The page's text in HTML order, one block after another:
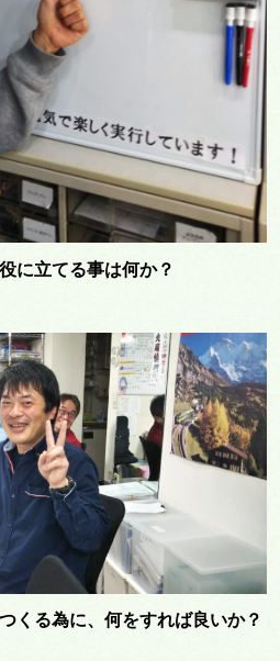
に立てる事は何か？
くる為に、何をすれば良いか？